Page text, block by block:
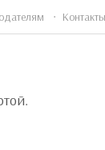
Контакты